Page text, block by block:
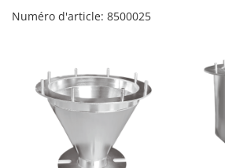
Numéro d'article: 8500025